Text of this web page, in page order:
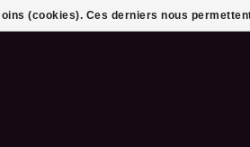
(cookies). Ces derniers nous